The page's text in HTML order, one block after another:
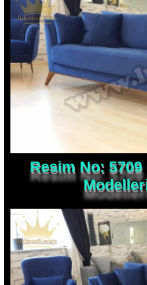
Resim No: 5709